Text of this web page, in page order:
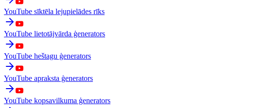
YouTube sīktēla lejupielādes rīks
YouTube lietotājvārda ģenerators
YouTube heštagu ģenerators
YouTube apraksta ģenerators
YouTube kopsavilkuma ģenerators